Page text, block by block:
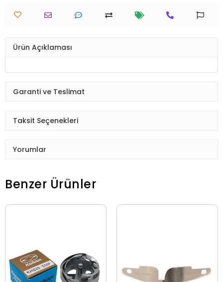
Ürün Açıklaması
Garanti ve Teslimat
Taksit Seçenekleri
Yorumlar
Benzer Ürünler